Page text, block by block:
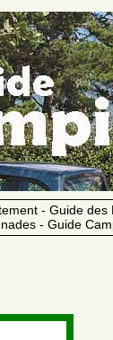
- Guide
- Guide